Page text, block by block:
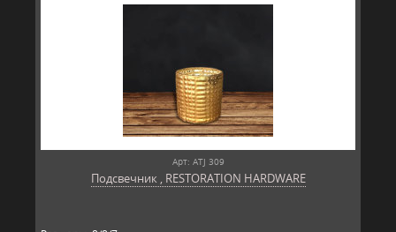
Арт: ATJ 309
Подсвечник , RESTORATION HARDWARE